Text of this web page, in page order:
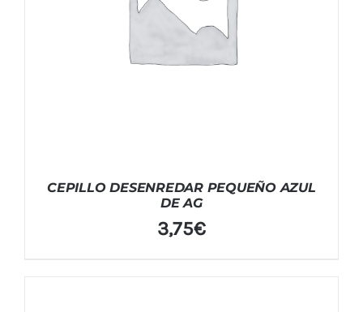
CEPILLO DESENREDAR PEQUEÑO AZUL
DE AG
3,75€